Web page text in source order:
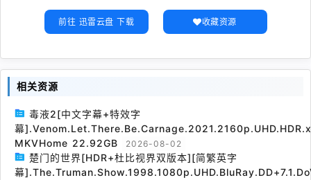
前往 迅雷云盘 下载 收藏资源
相关资源
毒液2[中文字幕+特效字
幕
MKVHome 22.92GB
2026-08-02
楚门的世界[HDR+杜比视界双版本][简繁英字
幕